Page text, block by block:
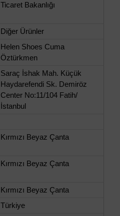
Ticaret Bakanlığı
Diğer Ürünler
Helen Shoes Cuma
Öztürkmen
Saraç İshak Mah. Küçük
Haydarefendi Sk. Demiröz
Center No:11/104 Fatih/
İstanbul
Kırmızı Beyaz Çanta
Kırmızı Beyaz Çanta
Kırmızı Beyaz Çanta
Türkiye